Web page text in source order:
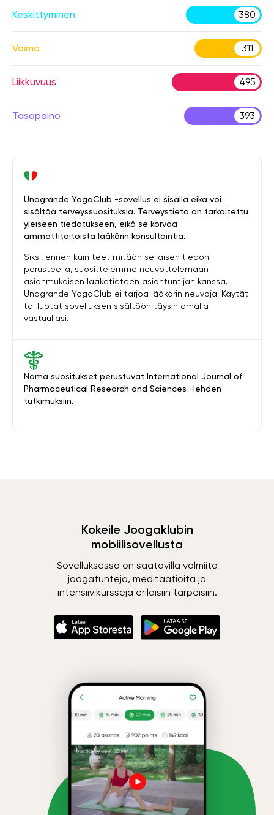
Keskittyminen 380
Voima 311
Liikkuvuus 495
Tasapaino 393
Nämä suositukset perustuvat International Journal of
Pharmaceutical Research and Sciences -lehden
tutkimuksiin.
Unagrande YogaClub -sovellus ei sisällä eikä voi
sisältää terveyssuosituksia. Terveystieto on tarkoitettu
yleiseen tiedotukseen, eikä se korvaa
ammattitaitoista lääkärin konsultointia.
Siksi, ennen kuin teet mitään sellaisen tiedon
perusteella, suosittelemme neuvottelemaan
asianmukaisen lääketieteen asiantuntijan kanssa.
Unagrande YogaClub ei tarjoa lääkärin neuvoja. Käytät
tai luotat sovelluksen sisältöön täysin omalla
vastuullasi.
Kokeile Joogaklubin
mobiilisovellusta
Sovelluksessa on saatavilla valmiita
joogatunteja, meditaatioita ja
intensiivikursseja erilaisiin tarpeisiin.